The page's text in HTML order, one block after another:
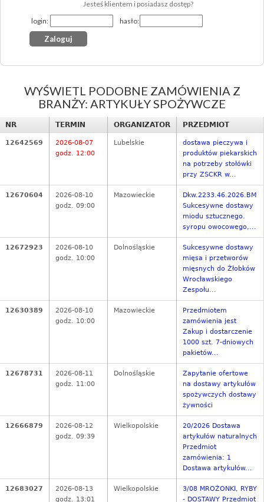
Jesteś klientem i posiadasz dostęp?
login:
hasło:
WYŚWIETL PODOBNE ZAMÓWIENIA Z
BRANŻY: ARTYKUŁY SPOŻYWCZE
NR TERMIN ORGANIZATOR PRZEDMIOT
12642569
2026-08-07
godz. 12:00
Lubelskie
dostawa pieczywa i
produktów piekarskich
na potrzeby stołówki
przy ZSCKR w...
12670604
2026-08-10
godz. 09:00
Mazowieckie
Dkw.2233.46.2026.BM
Sukcesywne dostawy
miodu sztucznego.
syropu owocowego,...
12672923
2026-08-10
godz. 10:00
Dolnośląskie
Sukcesywne dostawy
mięsa i przetworów
mięsnych do Żłobków
Wrocławskiego
Zespołu...
12630389
2026-08-10
godz. 10:00
Mazowieckie
Przedmiotem
zamówienia jest
Zakup i dostarczenie
1000 szt. 7-dniowych
pakietów...
12678731
2026-08-11
godz. 11:00
Dolnośląskie
Zapytanie ofertowe
na dostawy artykułów
spożywczych dostawy
żywności
12666879
2026-08-12
godz. 09:39
Wielkopolskie
20/2026 Dostawa
artykułów naturalnych
Przedmiot
zamówienia: 1
Dostawa artykułów...
12683027
2026-08-13
godz. 13:01
Wielkopolskie
3/08 MROŻONKI, RYBY
- DOSTAWY Przedmiot